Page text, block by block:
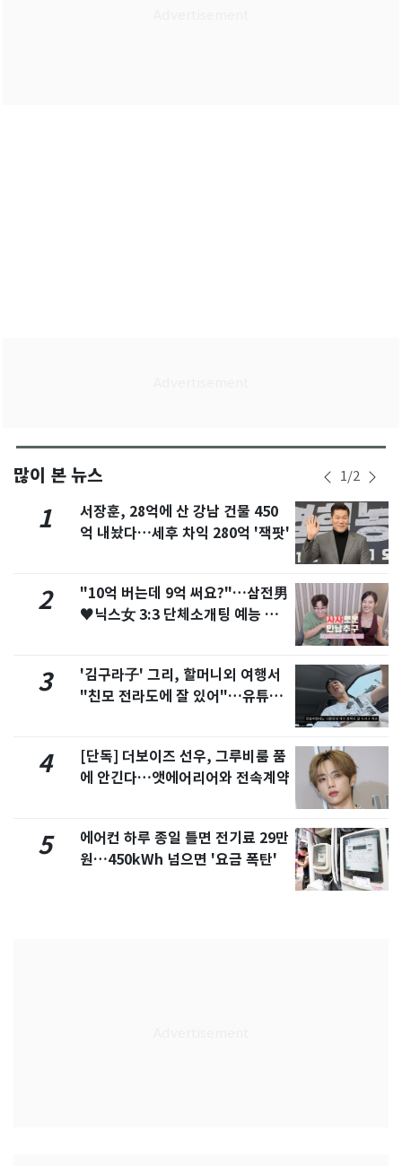
많이 본 뉴스 1/2
1
서장훈, 28억에 산 강남 건물 450
억 내놨다…세후 차익 280억 '잭팟'
2
"10억 버는데 9억 써요?"…삼전男
♥닉스女 3:3 단체소개팅 예능 화
3
'김구라子' 그리, 할머니외 여행서
"친모 전라도에 잘 있어"…유튜브
4
[단독] 더보이즈 선우, 그루비룸 품
에 안긴다…앳에어리어와 전속계약
5
에어컨 하루 종일 틀면 전기료 29만
원…450kWh 넘으면 '요금 폭탄'